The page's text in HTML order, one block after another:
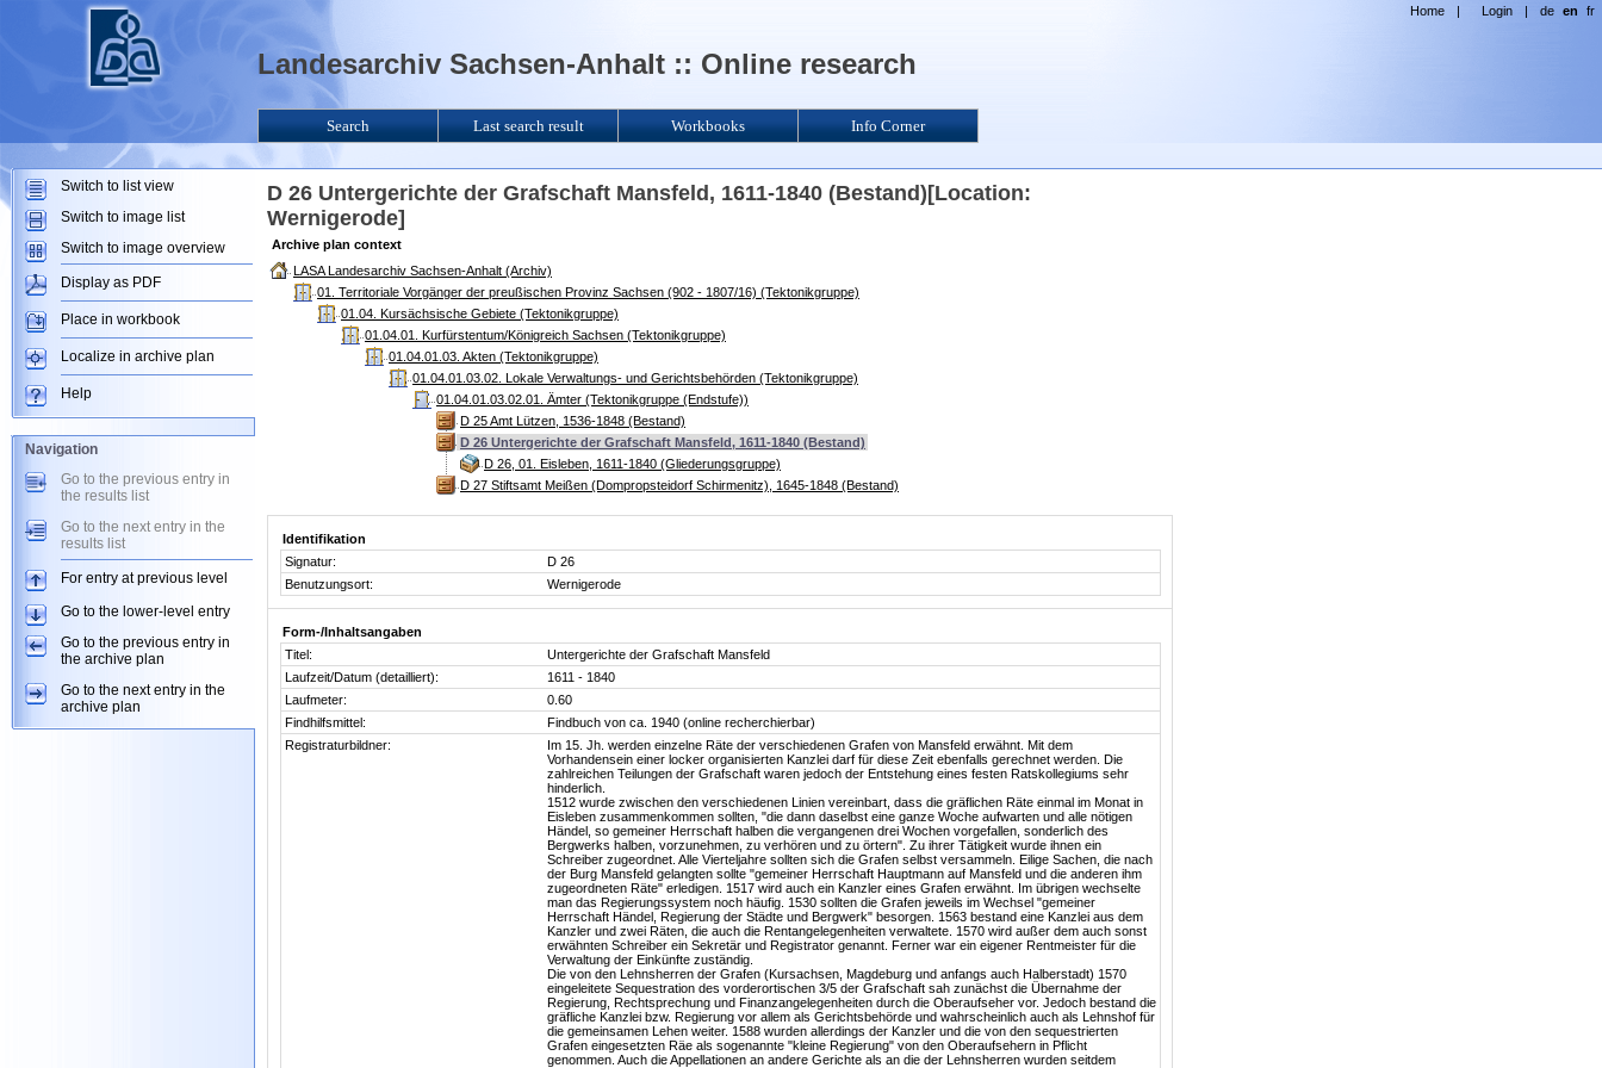
D 26 Untergerichte der Grafschaft Mansfeld, 1611-1840 (Bestand)[Location:
Wernigerode]
Archive plan context
LASA Landesarchiv Sachsen-Anhalt (Archiv)
01. Territoriale Vorgänger der preußischen Provinz Sachsen (902 - 1807/16) (Tektonikgruppe)
01.04. Kursächsische Gebiete (Tektonikgruppe)
01.04.01. Kurfürstentum/Königreich Sachsen (Tektonikgruppe)
01.04.01.03. Akten (Tektonikgruppe)
01.04.01.03.02. Lokale Verwaltungs- und Gerichtsbehörden (Tektonikgruppe)
01.04.01.03.02.01. Ämter (Tektonikgruppe (Endstufe))
D 25 Amt Lützen, 1536-1848 (Bestand)
D 26 Untergerichte der Grafschaft Mansfeld, 1611-1840 (Bestand)
D 26, 01. Eisleben, 1611-1840 (Gliederungsgruppe)
D 27 Stiftsamt Meißen (Dompropsteidorf Schirmenitz), 1645-1848 (Bestand)
Identifikation
Signatur:
D 26
Benutzungsort:
Wernigerode
Form-/Inhaltsangaben
Titel:
Untergerichte der Grafschaft Mansfeld
Laufzeit/Datum (detailliert):
1611 - 1840
Laufmeter:
0.60
Findhilfsmittel:
Findbuch von ca. 1940 (online recherchierbar)
Registraturbildner:
Im 15. Jh. werden einzelne Räte der verschiedenen Grafen von Mansfeld erwähnt. Mit dem
Vorhandensein einer locker organisierten Kanzlei darf für diese Zeit ebenfalls gerechnet werden. Die
zahlreichen Teilungen der Grafschaft waren jedoch der Entstehung eines festen Ratskollegiums sehr
hinderlich.
1512 wurde zwischen den verschiedenen Linien vereinbart, dass die gräflichen Räte einmal im Monat in
Eisleben zusammenkommen sollten, "die dann daselbst eine ganze Woche aufwarten und alle nötigen
Händel, so gemeiner Herrschaft halben die vergangenen drei Wochen vorgefallen, sonderlich des
Bergwerks halben, vorzunehmen, zu verhören und zu örtern". Zu ihrer Tätigkeit wurde ihnen ein
Schreiber zugeordnet. Alle Vierteljahre sollten sich die Grafen selbst versammeln. Eilige Sachen, die nach
der Burg Mansfeld gelangten sollte "gemeiner Herrschaft Hauptmann auf Mansfeld und die anderen ihm
zugeordneten Räte" erledigen. 1517 wird auch ein Kanzler eines Grafen erwähnt. Im übrigen wechselte
man das Regierungssystem noch häufig. 1530 sollten die Grafen jeweils im Wechsel "gemeiner
Herrschaft Händel, Regierung der Städte und Bergwerk" besorgen. 1563 bestand eine Kanzlei aus dem
Kanzler und zwei Räten, die auch die Rentangelegenheiten verwaltete. 1570 wird außer dem auch sonst
erwähnten Schreiber ein Sekretär und Registrator genannt. Ferner war ein eigener Rentmeister für die
Verwaltung der Einkünfte zuständig.
Die von den Lehnsherren der Grafen (Kursachsen, Magdeburg und anfangs auch Halberstadt) 1570
eingeleitete Sequestration des vorderortischen 3/5 der Grafschaft sah zunächst die Übernahme der
Regierung, Rechtsprechung und Finanzangelegenheiten durch die Oberaufseher vor. Jedoch bestand die
gräfliche Kanzlei bzw. Regierung vor allem als Gerichtsbehörde und wahrscheinlich auch als Lehnshof für
die gemeinsamen Lehen weiter. 1588 wurden allerdings der Kanzler und die von den sequestrierten
Grafen eingesetzten Räe als sogenannte "kleine Regierung" von den Oberaufsehern in Pflicht
genommen. Auch die Appellationen an andere Gerichte als an die der Lehnsherren wurden seitdem
Home | Login | de en fr
Landesarchiv Sachsen-Anhalt :: Online research
Search Last search result Workbooks Info Corner
Switch to list view
Switch to image list
Switch to image overview
Display as PDF
Place in workbook
Localize in archive plan
Help
Navigation
Go to the previous entry in
the results list
Go to the next entry in the
results list
For entry at previous level
Go to the lower-level entry
Go to the previous entry in
the archive plan
Go to the next entry in the
archive plan